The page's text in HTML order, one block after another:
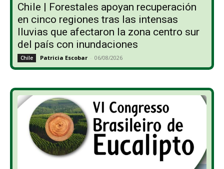
Chile | Forestales apoyan recuperación
en cinco regiones tras las intensas
lluvias que afectaron la zona centro sur
del país con inundaciones
Chile Patricia Escobar - 06/08/2026